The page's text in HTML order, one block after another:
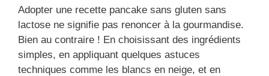
Adopter une recette pancake sans gluten sans
lactose ne signifie pas renoncer à la gourmandise.
Bien au contraire ! En choisissant des ingrédients
simples, en appliquant quelques astuces
techniques comme les blancs en neige, et en